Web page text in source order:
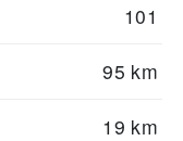
101
95 km
19 km